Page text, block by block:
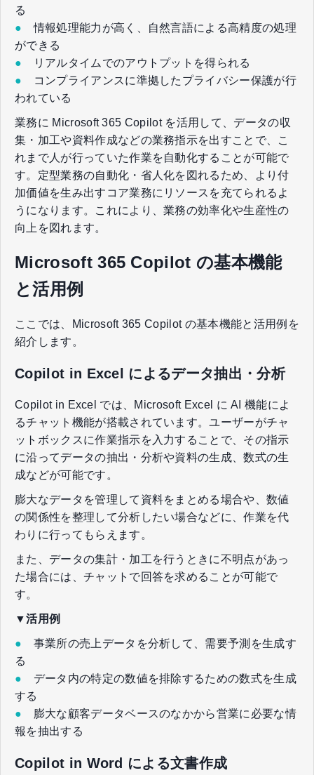
る
● 情報処理能力が高く、自然言語による高精度の処理
ができる
● リアルタイムでのアウトプットを得られる
● コンプライアンスに準拠したプライバシー保護が行
われている
業務に Microsoft 365 Copilot を活用して、データの収
集・加工や資料作成などの業務指示を出すことで、こ
れまで人が行っていた作業を自動化することが可能で
す。定型業務の自動化・省人化を図れるため、より付
加価値を生み出すコア業務にリソースを充てられるよ
うになります。これにより、業務の効率化や生産性の
向上を図れます。
Microsoft 365 Copilot の基本機能
と活用例
ここでは、Microsoft 365 Copilot の基本機能と活用例を
紹介します。
Copilot in Excel によるデータ抽出・分析
Copilot in Excel では、Microsoft Excel に AI 機能によ
るチャット機能が搭載されています。ユーザーがチャ
ットボックスに作業指示を入力することで、その指示
に沿ってデータの抽出・分析や資料の生成、数式の生
成などが可能です。
膨大なデータを管理して資料をまとめる場合や、数値
の関係性を整理して分析したい場合などに、作業を代
わりに行ってもらえます。
また、データの集計・加工を行うときに不明点があっ
た場合には、チャットで回答を求めることが可能で
す。
▼活用例
● 事業所の売上データを分析して、需要予測を生成す
る
● データ内の特定の数値を排除するための数式を生成
する
● 膨大な顧客データベースのなかから営業に必要な情
報を抽出する
Copilot in Word による文書作成